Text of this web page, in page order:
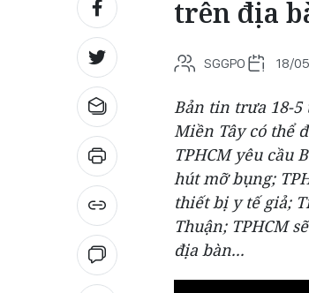
trên địa
SGGPO 18/
Bản tin trưa 18-5
Miền Tây có thể
TPHCM yêu cầu
hút mỡ bụng;
thiết bị y tế giả;
Thuận; TPHCM
địa bàn...